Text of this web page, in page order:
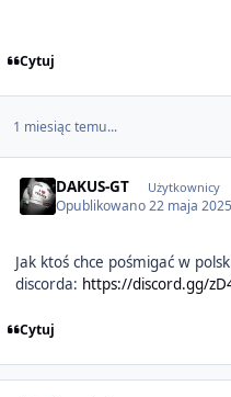
Cytuj
1 miesiąc temu...
DAKUS-GT Użytkownicy
Opublikowano22 maja 2025
Jak ktoś chce pośmigać w
discorda: https://discord.gg/
Cytuj